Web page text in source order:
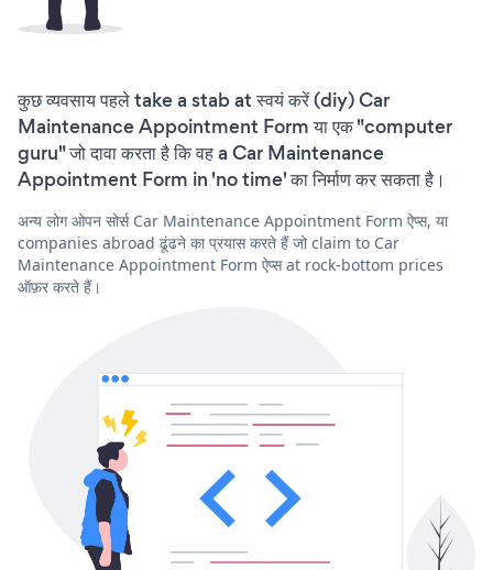
कुछ व्यवसाय पहले take a stab at स्वयं करें (diy) Car
Maintenance Appointment Form या एक "computer
guru" जो दावा करता है कि वह a Car Maintenance
Appointment Form in 'no time' का निर्माण कर सकता है।
अन्य लोग ओपन सोर्स Car Maintenance Appointment Form ऐप्स, या
companies abroad ढूंढने का प्रयास करते हैं जो claim to Car
Maintenance Appointment Form ऐप्स at rock-bottom prices
ऑफ़र करते हैं।